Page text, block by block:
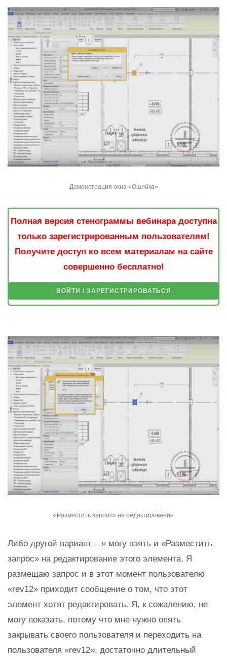
Демонстрация окна «Ошибка»
Полная версия стенограммы вебинара доступна
только зарегистрированным пользователям!
Получите доступ ко всем материалам на сайте
совершенно бесплатно!
ВОЙТИ / ЗАРЕГИСТРИРОВАТЬСЯ
«Разместить запрос» на редактирование
Либо другой вариант – я могу взять и «Разместить
запрос» на редактирование этого элемента. Я
размещаю запрос и в этот момент пользователю
«rev12» приходит сообщение о том, что этот
элемент хотят редактировать. Я, к сожалению, не
могу показать, потому что мне нужно опять
закрывать своего пользователя и переходить на
пользователя «rev12», достаточно длительный